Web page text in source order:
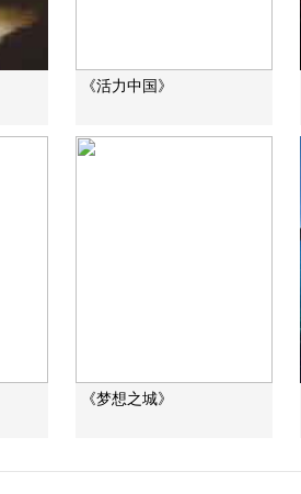
《活力中国》
《梦想之城》